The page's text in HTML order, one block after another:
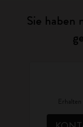
Sie haben